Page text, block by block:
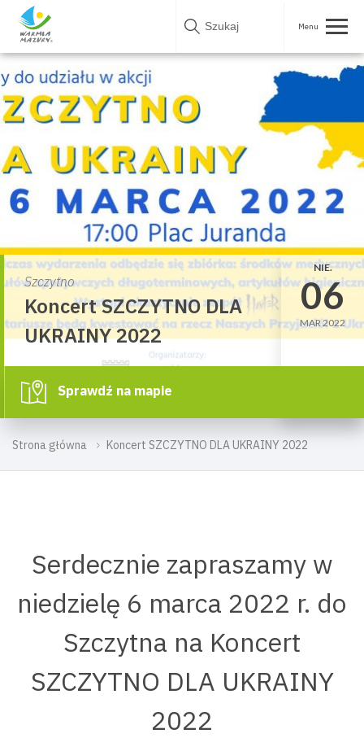
Skip
Strona główna Koncert SZCZYTNO DLA UKRAINY 2022
Szczytno
Koncert SZCZYTNO DLA
UKRAINY 2022
NIE.
06
MAR 2022
Sprawdź na mapie
Serdecznie zapraszamy w
niedzielę 6 marca 2022 r. do
Szczytna na Koncert
SZCZYTNO DLA UKRAINY
2022